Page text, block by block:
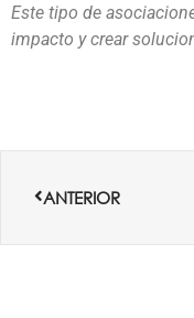
Este tipo de
impacto y crear
ANTERIOR